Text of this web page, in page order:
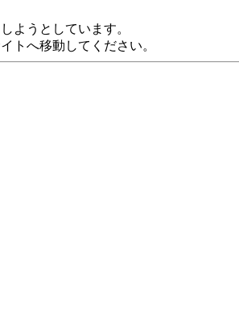
ようとしています。
トへ移動してください。